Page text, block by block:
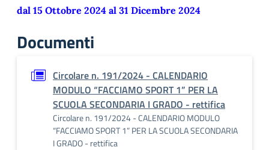
dal 15 Ottobre 2024 al 31 Dicembre 2024
Documenti
Circolare n. 191/2024 - CALENDARIO
MODULO “FACCIAMO SPORT 1” PER LA
SCUOLA SECONDARIA I GRADO - rettifica
Circolare n. 191/2024 - CALENDARIO MODULO
“FACCIAMO SPORT 1” PER LA SCUOLA SECONDARIA
I GRADO - rettifica